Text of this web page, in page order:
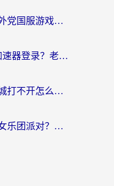
加拿大怎么玩大掌门？海外党国服游戏加速避坑指南（附实用工具推荐）
新大话西游2海外用什么加速器登录？老玩家亲测有效的国服游戏加速指南
国外玩密室逃脱18移动迷城打不开怎么办？海外玩家亲测有效的解决指南
巴西怎么玩梦想协奏曲少女乐团派对？海外党必看的国服游戏加速全攻略（附波兰天涯明月刀实用技巧）